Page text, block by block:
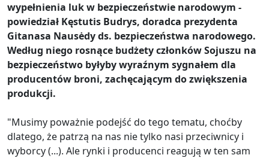
wypełnienia luk w bezpieczeństwie narodowym -
powiedział Kęstutis Budrys, doradca prezydenta
Gitanasa Nausėdy ds. bezpieczeństwa narodowego.
Według niego rosnące budżety członków Sojuszu na
bezpieczeństwo byłyby wyraźnym sygnałem dla
producentów broni, zachęcającym do zwiększenia
produkcji.
"Musimy poważnie podejść do tego tematu, choćby
dlatego, że patrzą na nas nie tylko nasi przeciwnicy i
wyborcy (...). Ale rynki i producenci reagują w ten sam